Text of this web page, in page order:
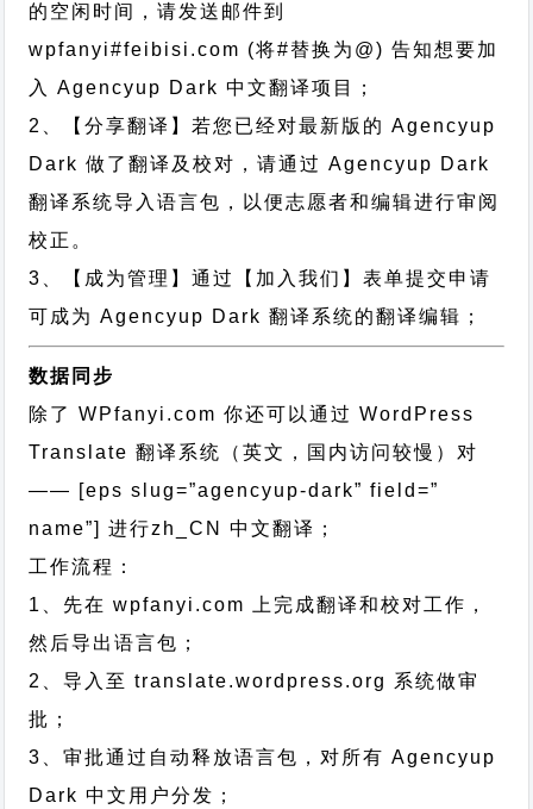
的空闲时间，请发送邮件到
wpfanyi#feibisi.com (将#替换为@) 告知想要加
入 Agencyup Dark 中文翻译项目；
2、【分享翻译】若您已经对最新版的 Agencyup
Dark 做了翻译及校对，请通过 Agencyup Dark
翻译系统导入语言包，以便志愿者和编辑进行审阅
校正。
3、【成为管理】通过【加入我们】表单提交申请
可成为 Agencyup Dark 翻译系统的翻译编辑；
数据同步
除了 WPfanyi.com 你还可以通过WordPress
Translate 翻译系统（英文，国内访问较慢）对
—— [eps slug=”agencyup-dark” field=”
name”]进行zh_CN
中文翻译；
工作流程：
1、先在 wpfanyi.com 上完成翻译和校对工作，
然后导出语言包；
2、导入至 translate.wordpress.org 系统做审
批；
3、审批通过自动释放语言包，对所有 Agencyup
Dark 中文用户分发；